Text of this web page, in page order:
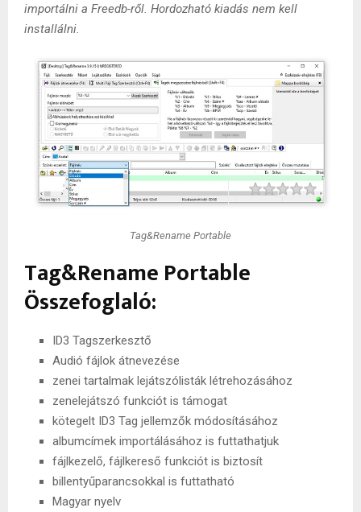
importálni a Freedb-ről. Hordozható kiadás nem kell
installálni.
Tag&Rename Portable
Tag&Rename Portable
Összefoglaló:
ID3 Tagszerkesztő
Audió fájlok átnevezése
zenei tartalmak lejátszólisták létrehozásához
zenelejátszó funkciót is támogat
kötegelt ID3 Tag jellemzők módosításához
albumcímek importálásához is futtathatjuk
fájlkezelő, fájlkereső funkciót is biztosít
billentyűparancsokkal is futtatható
Magyar nyelv
Rating 1 star
2 stars
3 stars
4 stars
5 stars